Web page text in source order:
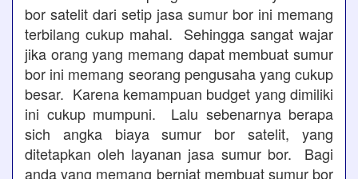
bor satelit dari setip jasa sumur bor ini memang
terbilang cukup mahal. Sehingga sangat wajar
jika orang yang memang dapat membuat sumur
bor ini memang seorang pengusaha yang cukup
besar. Karena kemampuan budget yang dimiliki
ini cukup mumpuni. Lalu sebenarnya berapa
sich angka biaya sumur bor satelit, yang
ditetapkan oleh layanan jasa sumur bor. Bagi
anda yang memang berniat membuat sumur bor